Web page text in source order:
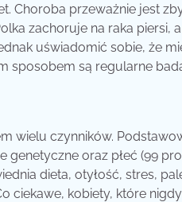
Choroba przeważnie jest
zachoruje na raka piersi,
uświadomić sobie, że
sposobem są regularne
wielu czynników.
oraz płeć (99
dieta, otyłość, stres,
kobiety, które